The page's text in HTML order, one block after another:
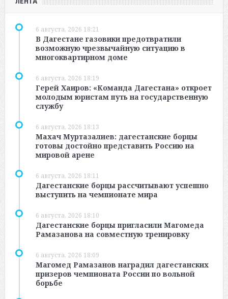
6 августа, 2026 18:21
В Дагестане газовики предотвратили
возможную чрезвычайную ситуацию в
многоквартирном доме
6 августа, 2026 18:19
Герей Хаиров: «Команда Дагестана» откроет
молодым юристам путь на государственную
службу
6 августа, 2026 18:13
Махач Муртазалиев: дагестанские борцы
готовы достойно представить Россию на
мировой арене
6 августа, 2026 18:11
Дагестанские борцы рассчитывают успешно
выступить на чемпионате мира
6 августа, 2026 18:10
Дагестанские борцы пригласили Магомеда
Рамазанова на совместную тренировку
6 августа, 2026 18:09
Магомед Рамазанов наградил дагестанских
призеров чемпионата России по вольной
борьбе